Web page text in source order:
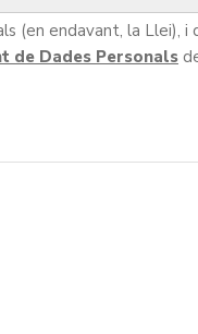
(en endavant, la Llei), i
de Dades Personals